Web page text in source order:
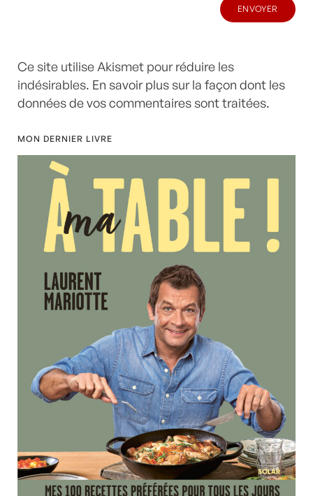
Ce site utilise Akismet pour réduire les
indésirables. En savoir plus sur la façon dont les
données de vos commentaires sont traitées.
MON DERNIER LIVRE